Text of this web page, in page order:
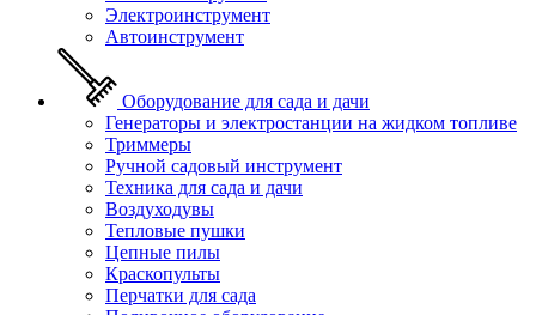
Электроинструмент
Автоинструмент
Оборудование для сада и дачи
Генераторы и электростанции на жидком топливе
Триммеры
Ручной садовый инструмент
Техника для сада и дачи
Воздуходувы
Тепловые пушки
Цепные пилы
Краскопульты
Перчатки для сада